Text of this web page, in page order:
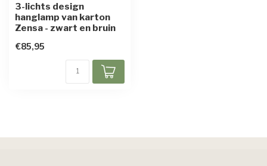
3-lichts design
hanglamp van karton
Zensa - zwart en bruin
€85,95